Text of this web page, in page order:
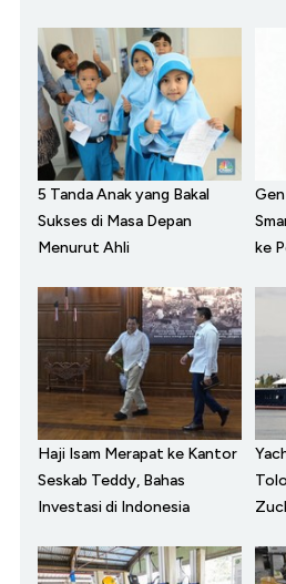
5 Tanda Anak yang Bakal
Sukses di Masa Depan
Menurut Ahli
ke
Haji Isam Merapat ke Kantor
Seskab Teddy, Bahas
Investasi di Indonesia